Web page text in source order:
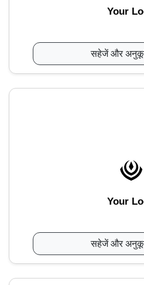
Your
सहेजें और
Your
सहेजें और